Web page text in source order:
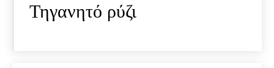
Τηγανητό ρύζι